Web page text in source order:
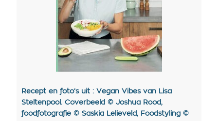
Recept en foto’s uit : Vegan Vibes van Lisa
Steltenpool. Coverbeeld © Joshua Rood,
foodfotografie © Saskia Lelieveld, Foodstyling ©